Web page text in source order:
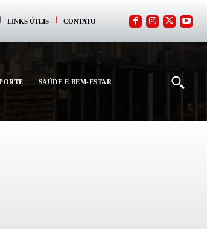
LINKS ÚTEIS CONTATO
SAÚDE E BEM-ESTAR